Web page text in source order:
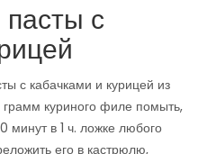
с
с кабачками и курицей из
куриного филе помыть,
минут в 1 ч. ложке любого
его в кастрюлю,